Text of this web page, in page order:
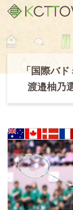
「国際バ
渡邉柚乃